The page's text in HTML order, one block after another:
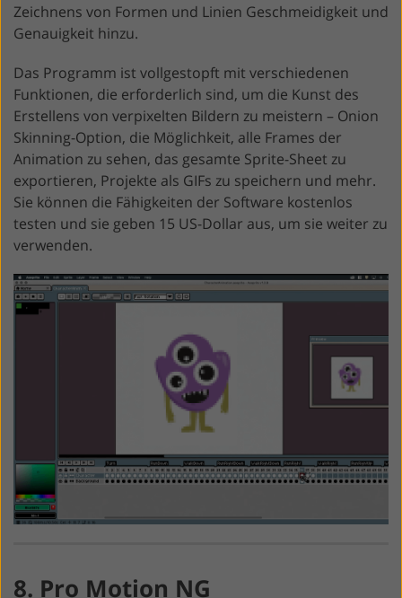
Zeichnens von Formen und Linien Geschmeidigkeit und
Genauigkeit hinzu.
Das Programm ist vollgestopft mit verschiedenen
Funktionen, die erforderlich sind, um die Kunst des
Erstellens von verpixelten Bildern zu meistern – Onion
Skinning-Option, die Möglichkeit, alle Frames der
Animation zu sehen, das gesamte Sprite-Sheet zu
exportieren, Projekte als GIFs zu speichern und mehr.
Sie können die Fähigkeiten der Software kostenlos
testen und sie geben 15 US-Dollar aus, um sie weiter zu
verwenden.
8. Pro Motion NG